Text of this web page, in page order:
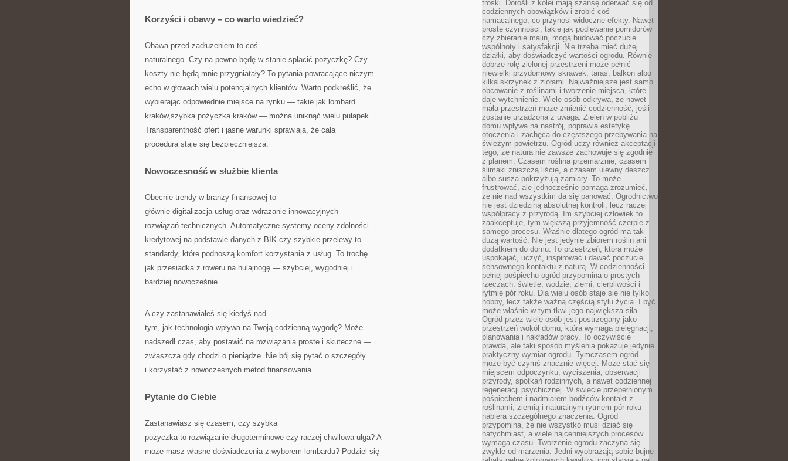
Korzyści i obawy – co warto wiedzieć?
Obawa przed zadłużeniem to coś
naturalnego. Czy na pewno będę w stanie spłacić pożyczkę? Czy
koszty nie będą mnie przygniatały? To pytania powracające niczym
echo w głowach wielu potencjalnych klientów. Warto podkreślić, że
wybierając odpowiednie miejsce na rynku — takie jak lombard
kraków,szybka pożyczka kraków — można uniknąć wielu pułapek.
Transparentność ofert i jasne warunki sprawiają, że cała
procedura staje się bezpieczniejsza.
Nowoczesność w służbie klienta
Obecnie trendy w branży finansowej to
głównie digitalizacja usług oraz wdrażanie innowacyjnych
rozwiązań technicznych. Automatyczne systemy oceny zdolności
kredytowej na podstawie danych z BIK czy szybkie przelewy to
standardy, które podnoszą komfort korzystania z usług. To trochę
jak przesiadka z roweru na hulajnogę — szybciej, wygodniej i
bardziej nowocześnie.
A czy zastanawiałeś się kiedyś nad
tym, jak technologia wpływa na Twoją codzienną wygodę? Może
nadszedł czas, aby postawić na rozwiązania proste i skuteczne —
zwłaszcza gdy chodzi o pieniądze. Nie bój się pytać o szczegóły
i korzystać z nowoczesnych metod finansowania.
Pytanie do Ciebie
Zastanawiasz się czasem, czy szybka
pożyczka to rozwiązanie długoterminowe czy raczej chwilowa ulga? A
może masz własne doświadczenia z wyborem lombardu? Podziel się
troski. Dorośli z kolei mają szansę oderwać się od
codziennych obowiązków i zrobić coś
namacalnego, co przynosi widoczne efekty. Nawet
proste czynności, takie jak podlewanie pomidorów
czy zbieranie malin, mogą budować poczucie
wspólnoty i satysfakcji. Nie trzeba mieć dużej
działki, aby doświadczyć wartości ogrodu. Równie
dobrze rolę zielonej przestrzeni może pełnić
niewielki przydomowy skrawek, taras, balkon albo
kilka skrzynek z ziołami. Najważniejsze jest samo
obcowanie z roślinami i tworzenie miejsca, które
daje wytchnienie. Wiele osób odkrywa, że nawet
mała przestrzeń może zmienić codzienność, jeśli
zostanie urządzona z uwagą. Zieleń w pobliżu
domu wpływa na nastrój, poprawia estetykę
otoczenia i zachęca do częstszego przebywania na
świeżym powietrzu. Ogród uczy również akceptacji
tego, że natura nie zawsze zachowuje się zgodnie
z planem. Czasem roślina przemarznie, czasem
ślimaki zniszczą liście, a czasem ulewny deszcz
albo susza pokrzyżują zamiary. To może
frustrować, ale jednocześnie pomaga zrozumieć,
że nie nad wszystkim da się panować. Ogrodnictwo
nie jest dziedziną absolutnej kontroli, lecz raczej
współpracy z przyrodą. Im szybciej człowiek to
zaakceptuje, tym większą przyjemność czerpie z
samego procesu. Właśnie dlatego ogród ma tak
dużą wartość. Nie jest jedynie zbiorem roślin ani
dodatkiem do domu. To przestrzeń, która może
uspokajać, uczyć, inspirować i dawać poczucie
sensownego kontaktu z naturą. W codzienności
pełnej pośpiechu ogród przypomina o prostych
rzeczach: świetle, wodzie, ziemi, cierpliwości i
rytmie pór roku. Dla wielu osób staje się nie tylko
hobby, lecz także ważną częścią stylu życia. I być
może właśnie w tym tkwi jego największa siła.
Ogród przez wiele osób jest postrzegany jako
przestrzeń wokół domu, która wymaga pielęgnacji,
planowania i nakładów pracy. To oczywiście
prawda, ale taki sposób myślenia pokazuje jedynie
praktyczny wymiar ogrodu. Tymczasem ogród
może być czymś znacznie więcej. Może stać się
miejscem odpoczynku, wyciszenia, obserwacji
przyrody, spotkań rodzinnych, a nawet codziennej
regeneracji psychicznej. W świecie przepełnionym
pośpiechem i nadmiarem bodźców kontakt z
roślinami, ziemią i naturalnym rytmem pór roku
nabiera szczególnego znaczenia. Ogród
przypomina, że nie wszystko musi dziać się
natychmiast, a wiele najcenniejszych procesów
wymaga czasu. Tworzenie ogrodu zaczyna się
zwykle od marzenia. Jedni wyobrażają sobie bujne